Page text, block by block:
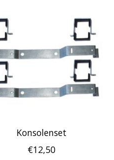
Konsolenset
€12,50